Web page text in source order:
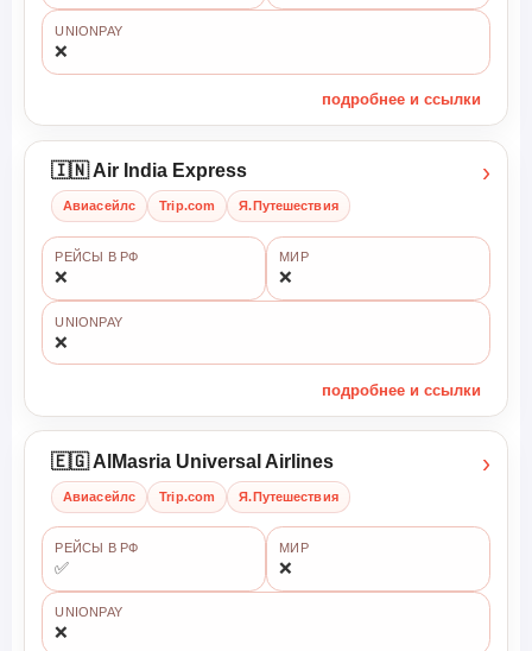
UNIONPAY
❌
подробнее и ссылки
🇮🇳 Air India Express
Авиасейлс Trip.com Я.Путешествия
›
РЕЙСЫ В РФ
❌
МИР
❌
UNIONPAY
❌
подробнее и ссылки
🇪🇬 AlMasria Universal Airlines
Авиасейлс Trip.com Я.Путешествия
›
РЕЙСЫ В РФ
✅
МИР
❌
UNIONPAY
❌